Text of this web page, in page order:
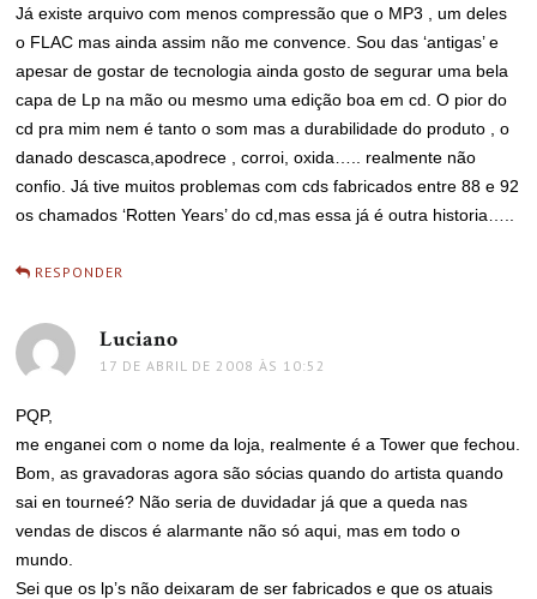
Já existe arquivo com menos compressão que o MP3 , um deles
o FLAC mas ainda assim não me convence. Sou das ‘antigas’ e
apesar de gostar de tecnologia ainda gosto de segurar uma bela
capa de Lp na mão ou mesmo uma edição boa em cd. O pior do
cd pra mim nem é tanto o som mas a durabilidade do produto , o
danado descasca,apodrece , corroi, oxida….. realmente não
confio. Já tive muitos problemas com cds fabricados entre 88 e 92
os chamados ‘Rotten Years’ do cd,mas essa já é outra historia…..
RESPONDER
Luciano
17 DE ABRIL DE 2008 ÀS 10:52
PQP,
me enganei com o nome da loja, realmente é a Tower que fechou.
Bom, as gravadoras agora são sócias quando do artista quando
sai en tourneé? Não seria de duvidadar já que a queda nas
vendas de discos é alarmante não só aqui, mas em todo o
mundo.
Sei que os lp’s não deixaram de ser fabricados e que os atuais